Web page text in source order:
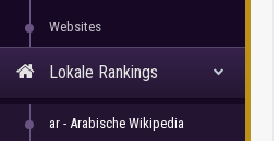
Websites
Lokale Rankings
ar - Arabische Wikipedia